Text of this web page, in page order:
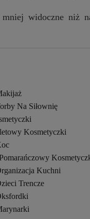
widoczne niż
Na Siłownię
Kosmetyczki
Kuchni
Trencze